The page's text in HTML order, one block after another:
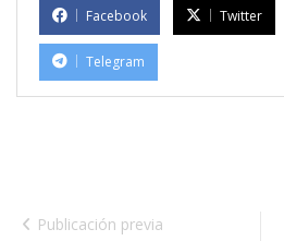
Facebook Twitter
Telegram
Publicación previa